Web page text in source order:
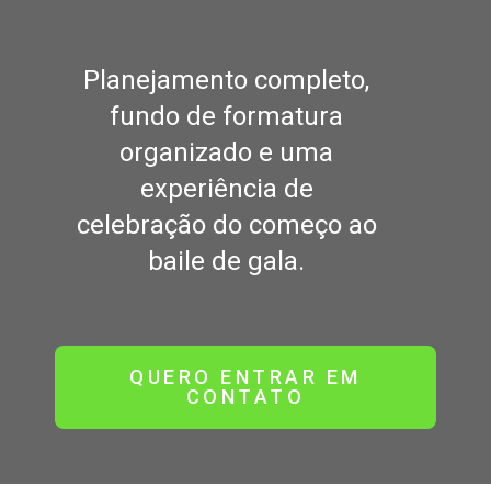
Planejamento completo,
fundo de formatura
organizado e uma
experiência de
celebração do começo ao
baile de gala.
QUERO ENTRAR EM
CONTATO